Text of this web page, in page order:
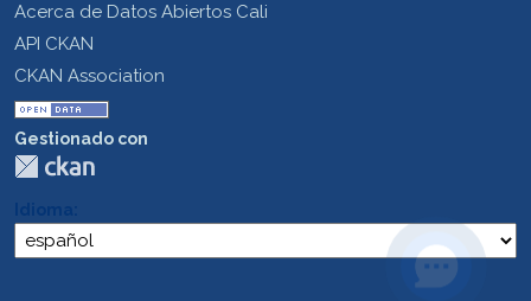
Acerca de Datos Abiertos Cali
API CKAN
CKAN Association
Gestionado con